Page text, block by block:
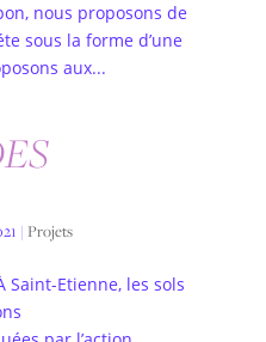
nous proposons de
sous la forme d’une
aux...
| Projets
Saint-Etienne, les sols